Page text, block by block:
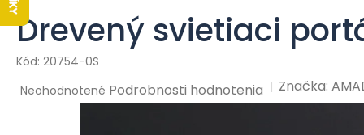
Drevený svietiaci
20754-0S
Priemerné
hodnotenie
Neohodnotené Podrobnosti hodnotenia Značka: